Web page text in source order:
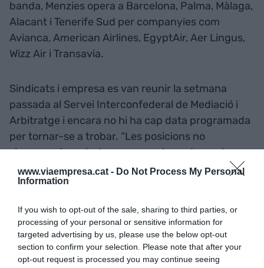
www.viaempresa.cat - Do Not Process My Personal
Information
If you wish to opt-out of the sale, sharing to third parties, or
processing of your personal or sensitive information for
targeted advertising by us, please use the below opt-out
section to confirm your selection. Please note that after your
opt-out request is processed you may continue seeing
banda, Menzies opera a Barcelona, Palma, Màlaga,
Alacant i Tenerife Sud per companyies com
Avianca, American Airlines, EgyptAir, Aer Lingus,
Wizz Air i Transavia.
Sindicats i empresa es van reunir la setmana
passada al Servei Interconfederal de Mediació i
Arbitratge i encara no hi ha cap data programada
per tornar-se a trobar. “Les posicions no
s’apropen i ens trobem que, malauradament,
anirem a la vaga sense cap mena de solució”, ha
dit el líder sindical.
Segons detalla Ramírez, les protestes “no són una
sorpresa per cap de les dues companyies”, que
arrosseguen “incompliments” prèviament